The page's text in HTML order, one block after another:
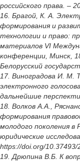
российского права. –
16. Брагой, К. А.
формирования и
технологии и право:
материалов VI
конференции, Минск,
Белорусский
17. Виноградова И. М.
электронного
дальнейшие
18. Волков А.А.,
формирования
молодого поколения в
юридические
https://doi.org/10.37493/
19. Дрюпина В.Б. К